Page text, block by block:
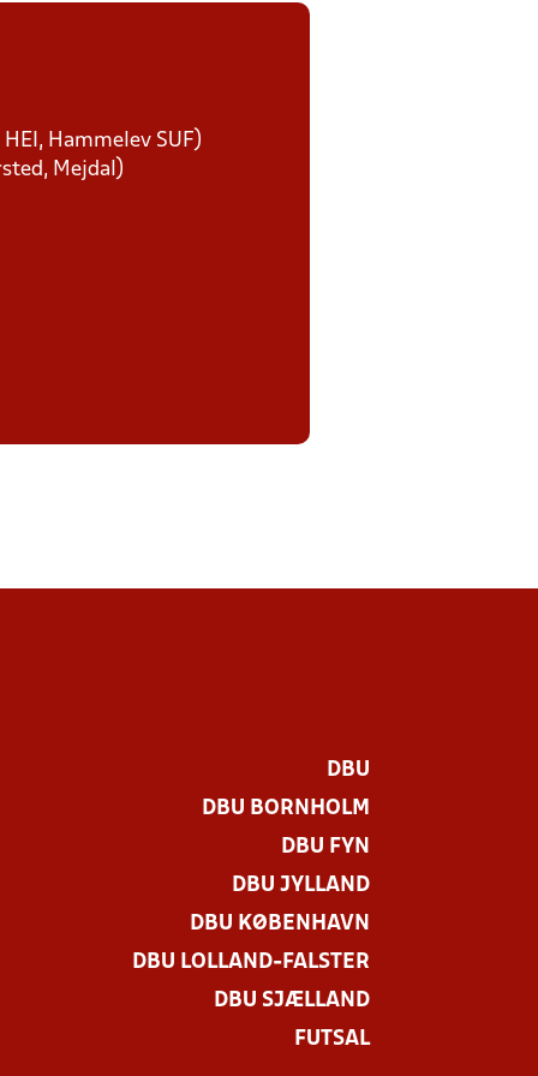
Hammelev SUF)
Mejdal)
DBU
DBU BORNHOLM
DBU FYN
DBU JYLLAND
DBU KØBENHAVN
DBU LOLLAND-FALSTER
DBU SJÆLLAND
FUTSAL